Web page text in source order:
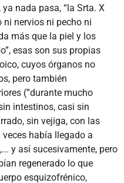
nada pasa, “la Srta. X
ni nervios ni pecho ni
más que la piel y los
esas son sus propias
cuyos órganos no
pero también
(”durante mucho
intestinos, casi sin
sin vejiga, con las
había llegado a
y así sucesivamente, pero
regenerado lo que
esquizofrénico,